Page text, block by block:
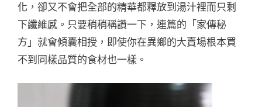
化，卻又不會把全部的精華都釋放到湯汁裡而只剩
下纖維感。只要稍稍稱讚一下，連篇的「家傳秘
方」就會傾囊相授，即使你在異鄉的大賣場根本買
不到同樣品質的食材也一樣。